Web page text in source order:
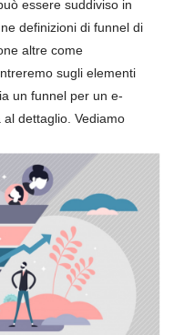
essere suddiviso in
definizioni di funnel di
altre come
sugli elementi
un funnel per un e-
dettaglio. Vediamo